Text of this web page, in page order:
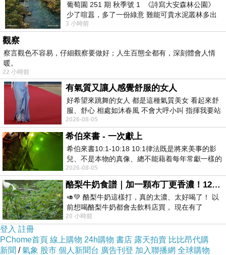
葡萄園 251 期 秋季號 1 《詩寫大安森林公園》
少了喧囂，多了一份綠意 難能可貴水泥叢林多出
一
3 小時前
觀察
察言觀色不容易，仔細觀察要做好；人生百態全都有，深刻體會人情
暖。
22 小時前
有氣質又讓人感覺舒服的女人
好希望來跳舞的女人 都是這種氣質美女 看起來舒
服、舒心 相處如沐春風 不會大呼小叫 指揮我要站
哪個位子 妳老幾？？
2026-08-05
希伯來書 - 一次獻上
希伯來書10:1-10:18 10:1律法既是將來美事的影
兒、不是本物的真像、總不能藉着每年常獻一樣的
祭物、叫那近前來的人得以完全。 10
2026-08-05
酪梨牛奶食譜｜加一顆布丁更香濃！120秒完成飲料店級酪梨奶昔｜imami 旗艦豆漿機
🥑💚 酪梨牛奶這樣打，真的太濃、太好喝了！ 以
前想喝酪梨牛奶都會去飲料店買， 現在有了
imami 健康煮藝｜旗艦破壁智慧養生豆漿機，
20 小時前
登入 註冊
PChome首頁 線上購物 24h購物 書店 露天拍賣 比比昂代購
新聞 /氣象 股市 個人新聞台 廣告刊登 加入聯播網 全球購物